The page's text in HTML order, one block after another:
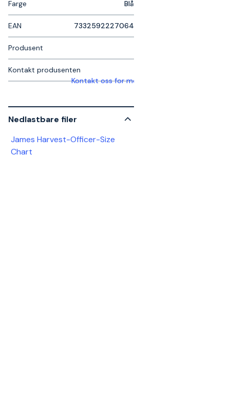
Farge Blå
EAN 7332592227064
Produsent
Kontakt produsenten
Kontakt oss for mer informasjon
Nedlastbare filer
James Harvest-Officer-Size
Chart